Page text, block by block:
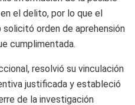
el delito, por lo que el
orden de aprehensión
cumplimentada.
resolvió su vinculación
justificada y estableció
de la investigación